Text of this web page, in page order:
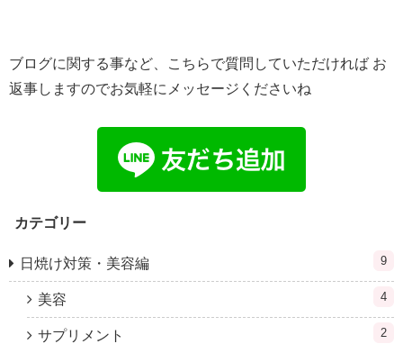
ブログに関する事など、こちらで質問していただければ お
返事しますのでお気軽にメッセージくださいね
カテゴリー
日焼け対策・美容編 9
美容 4
サプリメント 2